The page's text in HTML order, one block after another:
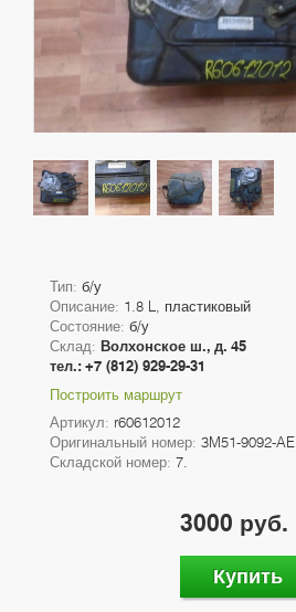
Тип: б/у
Описание: 1.8 L, пластиковый
Состояние: б/у
Склад: Волхонское ш., д. 45
тел.: +7 (812) 929-29-31
Построить маршрут
Артикул: r60612012
Оригинальный номер: 3M51-9092-AE
Складской номер: 7.
3000 руб.
Купить